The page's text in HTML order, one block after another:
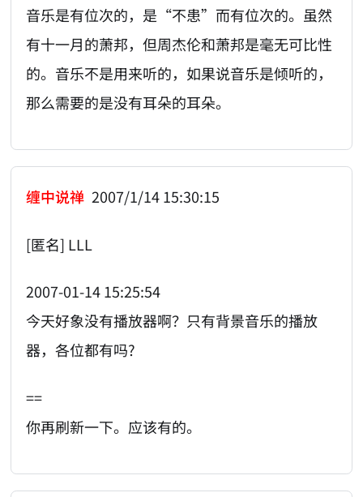
音乐是有位次的，是“不患”而有位次的。虽然
有十一月的萧邦，但周杰伦和萧邦是毫无可比性
的。音乐不是用来听的，如果说音乐是倾听的，
那么需要的是没有耳朵的耳朵。
缠中说禅 2007/1/14 15:30:15
[匿名] LLL
2007-01-14 15:25:54
今天好象没有播放器啊？只有背景音乐的播放
器，各位都有吗?
==
你再刷新一下。应该有的。